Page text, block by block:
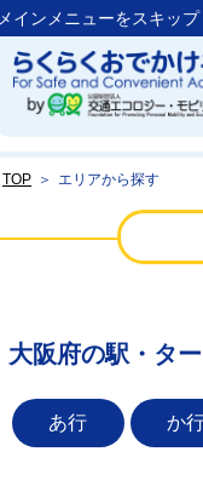
メインメニューをスキッ
TOP ＞ エリアから探す
大阪府の駅・タ
あ行 か